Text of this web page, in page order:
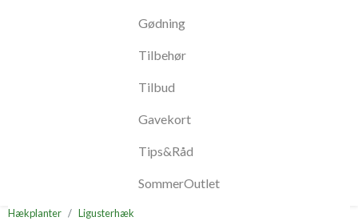
Gødning
Tilbehør
Tilbud
Gavekort
Tips&Råd
SommerOutlet
Hækplanter Ligusterhæk